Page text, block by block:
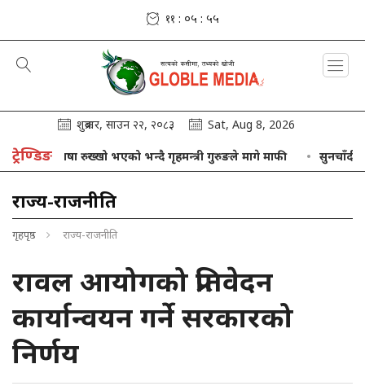
११ : ०५ : ५६
शुक्रबार, साउन २२, २०८३ Sat, Aug 8, 2026
ट्रेण्डिङ
भाषा रुख्खो भएको भन्दै गृहमन्त्री गुरुङले मागे माफी सुनचाँदीको मूल्यमा
राज्य-राजनीति
गृहपृष्ठ राज्य-राजनीति
रावल आयोगको प्रतिवेदन
कार्यान्वयन गर्ने सरकारको
निर्णय